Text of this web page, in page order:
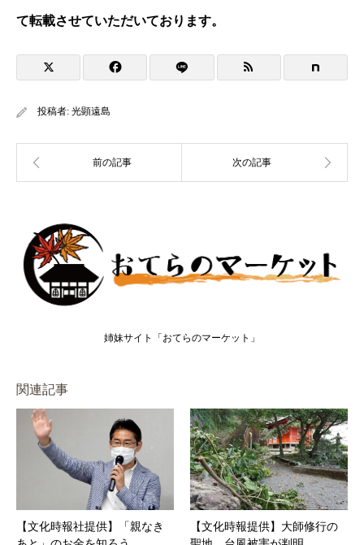
て転載させていただいております。
投稿者: 光顕遠島
姉妹サイト「おてらのマーケット」
関連記事
【文化時報社提供】「親なき
【文化時報提供】大師修行の